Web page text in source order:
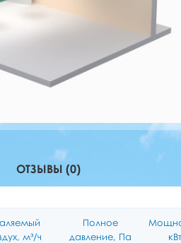
ОТЗЫВЫ (0)
м³/ч
Полное
давление, Па
кВт